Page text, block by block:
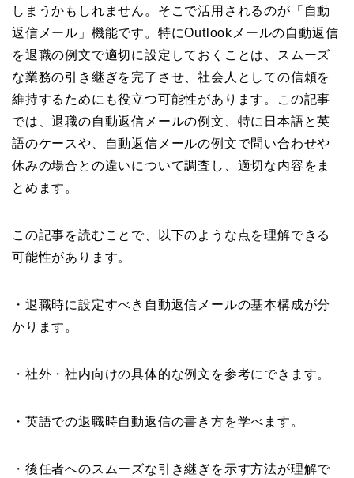
しまうかもしれません。そこで活用されるのが「自動
返信メール」機能です。特にOutlookメールの自動返信
を退職の例文で適切に設定しておくことは、スムーズ
な業務の引き継ぎを完了させ、社会人としての信頼を
維持するためにも役立つ可能性があります。この記事
では、退職の自動返信メールの例文、特に日本語と英
語のケースや、自動返信メールの例文で問い合わせや
休みの場合との違いについて調査し、適切な内容をま
とめます。
この記事を読むことで、以下のような点を理解できる
可能性があります。
・退職時に設定すべき自動返信メールの基本構成が分
かります。
・社外・社内向けの具体的な例文を参考にできます。
・英語での退職時自動返信の書き方を学べます。
・後任者へのスムーズな引き継ぎを示す方法が理解で